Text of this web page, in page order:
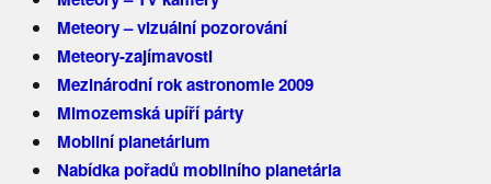
Meteory – vizuální pozorování
Meteory-zajímavosti
Mezinárodní rok astronomie 2009
Mimozemská upíří párty
Mobilní planetárium
Nabídka pořadů mobilního planetária